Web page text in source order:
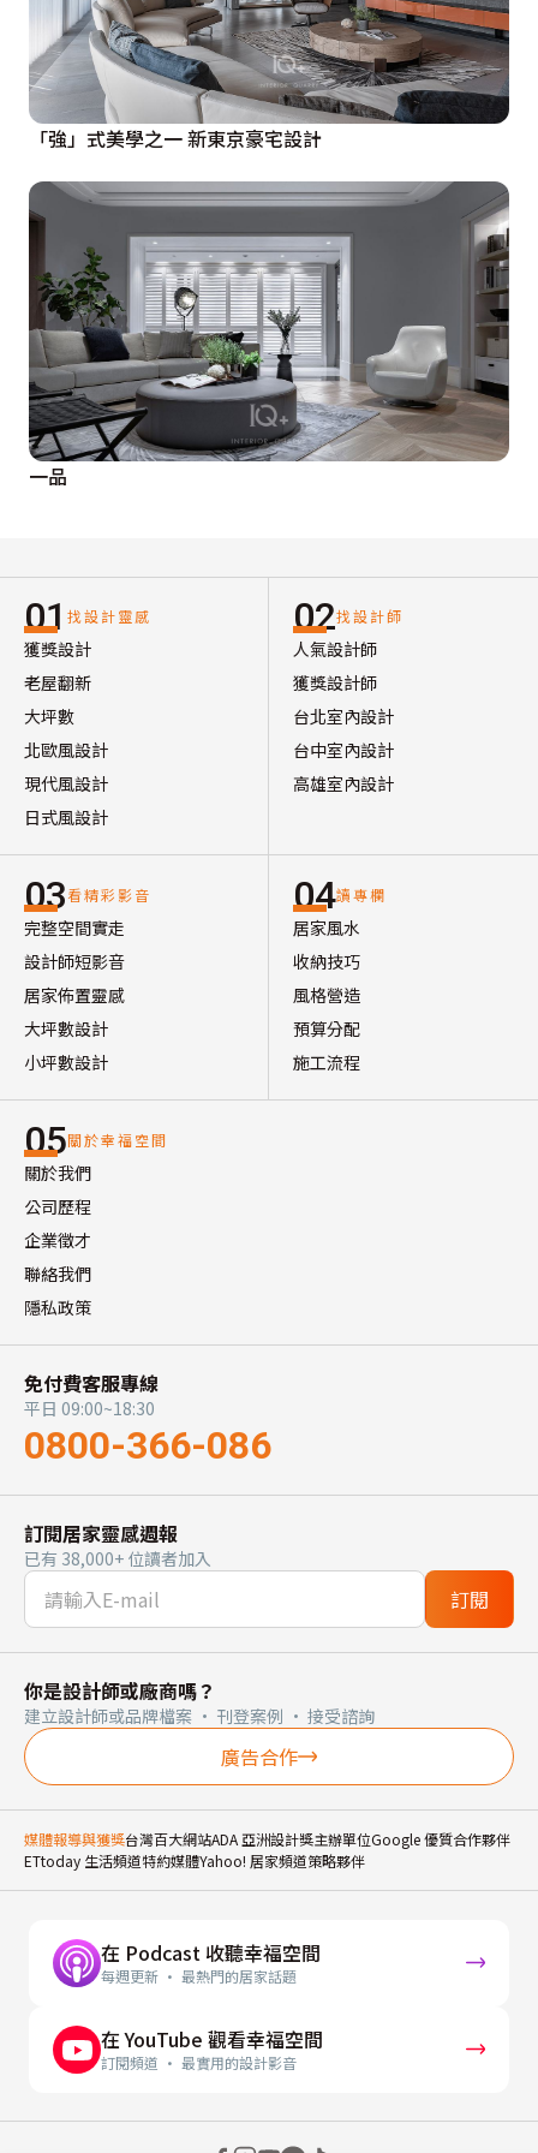
「強」式美學之一 新東京豪宅設計
一品
01 找設計靈感
獲獎設計
老屋翻新
大坪數
北歐風設計
現代風設計
日式風設計
02找設計師
人氣設計師
獲獎設計師
台北室內設計
台中室內設計
高雄室內設計
03看精彩影音
完整空間實走
設計師短影音
居家佈置靈感
大坪數設計
小坪數設計
04讀專欄
居家風水
收納技巧
風格營造
預算分配
施工流程
05關於幸福空間
關於我們
公司歷程
企業徵才
聯絡我們
隱私政策
免付費客服專線
平日 09:00~18:30
0800-366-086
訂閱居家靈感週報
已有 38,000+ 位讀者加入
訂閱
你是設計師或廠商嗎？
建立設計師或品牌檔案 · 刊登案例 · 接受諮詢
廣告合作
媒體報導與獲獎台灣百大網站ADA 亞洲設計獎主辦單位Google 優質合作夥伴
ETtoday 生活頻道特約媒體Yahoo! 居家頻道策略夥伴
在 Podcast 收聽幸福空間
每週更新 · 最熱門的居家話題
在 YouTube 觀看幸福空間
訂閱頻道 · 最實用的設計影音